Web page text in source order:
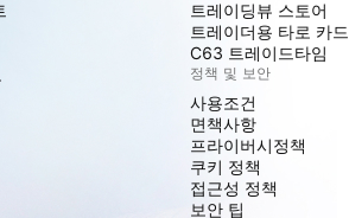
트레이딩뷰 스토어
트레이더용 타로 카드
C63 트레이드타임
정책 및 보안
사용조건
면책사항
프라이버시정책
쿠키 정책
접근성 정책
보안 팁